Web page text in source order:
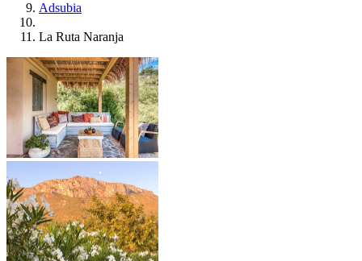
Adsubia
La Ruta Naranja